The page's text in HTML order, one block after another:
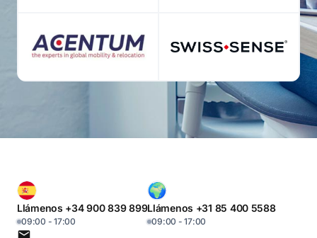
Llámenos +34 900 839 899
09:00 - 17:00
Llámenos +31 85 400 5588
09:00 - 17:00